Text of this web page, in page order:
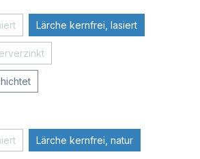
Lärche kernfrei, lasiert
Lärche kernfrei, natur